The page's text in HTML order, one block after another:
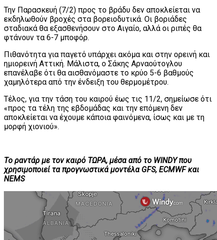
Την Παρασκευή (7/2) προς το βράδυ δεν αποκλείεται να
εκδηλωθούν βροχές στα βορειοδυτικά. Οι βοριάδες
σταδιακά θα εξασθενήσουν στο Αιγαίο, αλλά οι ριπές θα
φτάνουν τα 6-7 μποφόρ.
Πιθανότητα για παγετό υπάρχει ακόμα και στην ορεινή και
ημιορεινή Αττική. Μάλιστα, ο Σάκης Αρναούτογλου
επανέλαβε ότι θα αισθανόμαστε το κρύο 5-6 βαθμούς
χαμηλότερα από την ένδειξη του θερμομέτρου.
Τέλος, για την τάση του καιρού έως τις 11/2, σημείωσε ότι
«προς τα τέλη της εβδομάδας και την επόμενη δεν
αποκλείεται να έχουμε κάποια φαινόμενα, ίσως και με τη
μορφή χιονιού».
Tο ραντάρ με τον καιρό ΤΩΡΑ, μέσα από το WINDY που
χρησιμοποιεί τα προγνωστικά μοντέλα GFS, ECMWF και
NEMS